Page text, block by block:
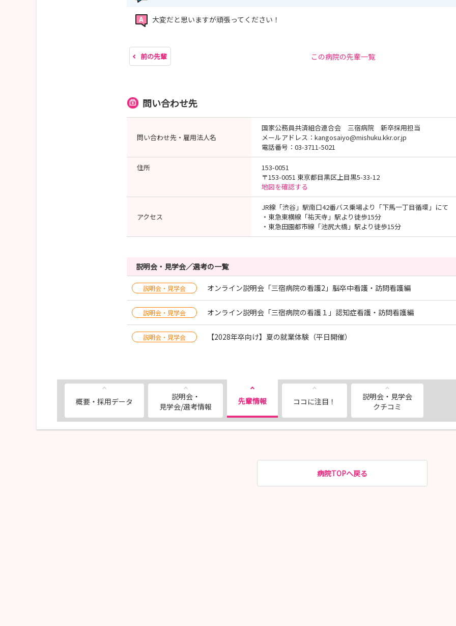
大変だと思いますが頑張ってください！
前の先輩 この病院の先輩一覧
問い合わせ先
問い合わせ先・雇用法人名
国家公務員共済組合連合会 三宿病院 新卒採用担当
メールアドレス：kangosaiyo@mishuku.kkr.or.jp
電話番号：03-3711-5021
住所
153-0051
〒153-0051 東京都目黒区上目黒5-33-12
地図を確認する
アクセス
JR線「渋谷」駅南口42番バス乗場より「下馬一丁目循環」にて
・東急東横線「祐天寺」駅より徒歩15分
・東急田園都市線「池尻大橋」駅より徒歩15分
説明会・見学会／選考の一覧
説明会・見学会 オンライン説明会「三宿病院の看護2」脳卒中看護・訪問看護編
説明会・見学会 オンライン説明会「三宿病院の看護１」認知症看護・訪問看護編
説明会・見学会 【2028年卒向け】夏の就業体験（平日開催）
概要・採用データ
説明会・
見学会/選考情報
先輩情報 ココに注目！
説明会・見学会
クチコミ
病院TOPへ戻る